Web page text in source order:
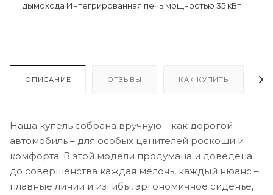
дымохода Интегрированная печь мощностью 35 кВт
ОПИСАНИЕ ОТЗЫВЫ КАК КУПИТЬ
Наша купель собрана вручную – как дорогой
автомобиль – для особых ценителей роскоши и
комфорта. В этой модели продумана и доведена
до совершенства каждая мелочь, каждый нюанс –
плавные линии и изгибы, эргономичное сиденье,